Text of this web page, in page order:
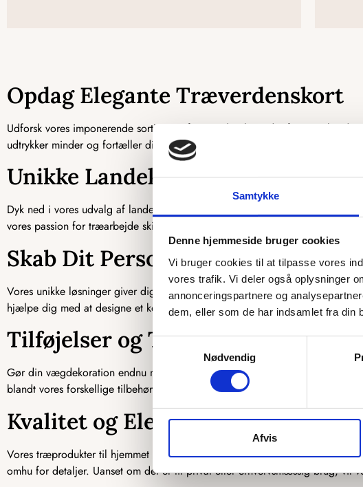
Samtykke
Denne hjemmeside bruger cookies
Vi bruger cookies til at tilpasse vores
vores trafik. Vi deler også oplysninger
annonceringspartnere og
dem, eller som de har indsamlet fra din
Samtykkevalg
Nødvendig
Afvis
Opdag Elegante Træverdenskort
Udforsk vores imponerende sortiment af træverdenskort, der forener
udtrykker minder og fortæller din personlige rejsehistorie. Vælg blandt vores
Unikke Landekort og
Dyk ned i vores udvalg af landekort og kommunekort i træ. Disse
vores passion for træarbejde skinner igennem hvert produkt. Vælg det
Skab Dit Personlige Kunstværk
Vores unikke løsninger giver dig mulighed for at skabe dit eget kunstværk.
hjælpe dig med at designe et kort, der passer perfekt til dig. Gør din
Tilføjelser og Tilbehør til Din
Gør din vægdekoration endnu mere unik med vores udvalg af tilføjelser
blandt vores forskellige tilbehørsprodukter, der kan tilføje funktionalitet og
Kvalitet og Elegance med
Vores træprodukter til hjemmet er kendetegnet ved kvalitet og elegance.
omhu for detaljer. Uanset om det er til privat eller erhvervsmæssig brug, vil